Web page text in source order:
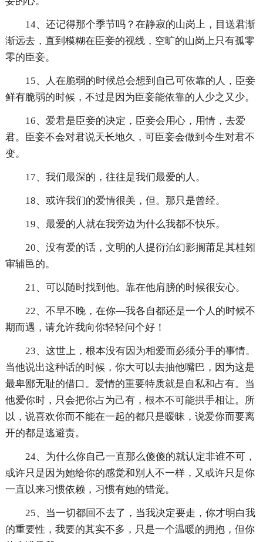
14、还记得那个季节吗？在静寂的山岗上，目送君渐
渐远去，直到模糊在臣妾的视线，空旷的山岗上只有孤零
零的臣妾。
15、人在脆弱的时候总会想到自己可依靠的人，臣妾
鲜有脆弱的时候，不过是因为臣妾能依靠的人少之又少。
16、爱君是臣妾的决定，臣妾会用心，用情，去爱
君。臣妾不会对君说天长地久，可臣妾会做到今生对君不
变。
17、我们最深的，往往是我们最爱的人。
18、或许我们的爱情很美，但。那只是曾经。
19、最爱的人就在我旁边为什么我都不快乐。
20、没有爱的话，文明的人提衍泊幻影搁莆足其桂矧
审辅邑的。
21、可以随时找到他。靠在他肩膀的时候很安心。
22、不早不晚，在你—我各自都还是一个人的时候不
期而遇，请允许我向你轻轻问个好！
23、这世上，根本没有因为相爱而必须分手的事情。
当他说出这种话的时候，你大可以去抽他嘴巴，因为这是
最卑鄙无耻的借口。爱情的重要特质就是自私和占有。当
他爱你时，只会把你占为己有，根本不可能拱手相让。所
以，说喜欢你而不能在一起的都只是暧昧，说爱你而要离
开的都是逃避责。
24、为什么你自己一直那么傻傻的就认定非谁不可，
或许只是因为她给你的感觉和别人不一样，又或许只是你
一直以来习惯依赖，习惯有她的错觉。
25、当一切都回不去了，当我决定要走，你才明白我
的重要性，我要的其实不多，只是一个温暖的拥抱，但你